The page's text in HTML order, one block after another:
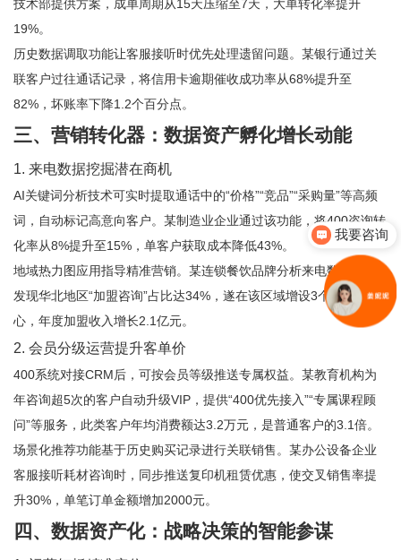
技术部提供方案，成单周期从15天压缩至7天，大单转化率提升
19%。
历史数据调取功能让客服接听时优先处理遗留问题。某银行通过关
联客户过往通话记录，将信用卡逾期催收成功率从68%提升至
82%，坏账率下降1.2个百分点。
三、营销转化器：数据资产孵化增长动能
1. 来电数据挖掘潜在商机
AI关键词分析技术可实时提取通话中的“价格”“竞品”“采购量”等高频
词，自动标记高意向客户。某制造业企业通过该功能，将400咨询转
化率从8%提升至15%，单客户获取成本降低43%。
地域热力图应用指导精准营销。某连锁餐饮品牌分析来电数据后，
发现华北地区“加盟咨询”占比达34%，遂在该区域增设3个招商中
心，年度加盟收入增长2.1亿元。
2. 会员分级运营提升客单价
400系统对接CRM后，可按会员等级推送专属权益。某教育机构为
年咨询超5次的客户自动升级VIP，提供“400优先接入”“专属课程顾
问”等服务，此类客户年均消费额达3.2万元，是普通客户的3.1倍。
场景化推荐功能基于历史购买记录进行关联销售。某办公设备企业
客服接听耗材咨询时，同步推送复印机租赁优惠，使交叉销售率提
升30%，单笔订单金额增加2000元。
四、数据资产化：战略决策的智能参谋
我要咨询